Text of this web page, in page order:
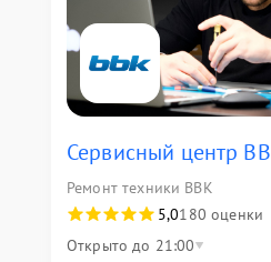
Сервисный центр
Ремонт техники BBK
5,0180 оценки
Открыто до 21:00